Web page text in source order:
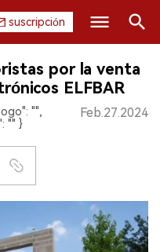
suscripción
Buscar
por la venta
ELFBAR
"",
"" }
Feb.27.2024